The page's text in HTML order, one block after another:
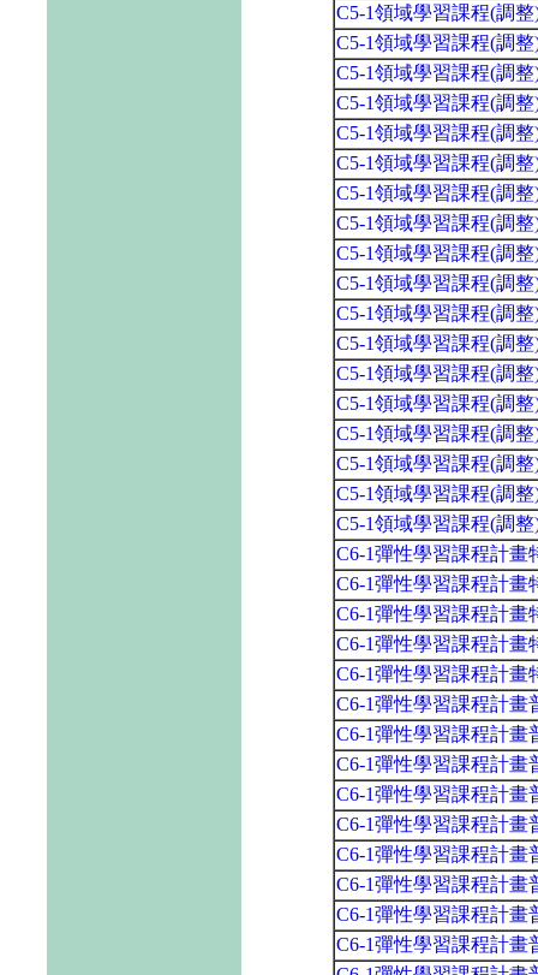
C5-1領域學習課程(調
C5-1領域學習課程(調
C5-1領域學習課程(調
C5-1領域學習課程(調
C5-1領域學習課程(調
C5-1領域學習課程(調
C5-1領域學習課程(調
C5-1領域學習課程(調
C5-1領域學習課程(調
C5-1領域學習課程(調
C5-1領域學習課程(調
C5-1領域學習課程(調
C5-1領域學習課程(調
C5-1領域學習課程(調
C5-1領域學習課程(調
C5-1領域學習課程(調
C5-1領域學習課程(調
C5-1領域學習課程(調
C6-1彈性學習課程計畫
C6-1彈性學習課程計畫
C6-1彈性學習課程計畫
C6-1彈性學習課程計畫
C6-1彈性學習課程計畫
C6-1彈性學習課程計畫
C6-1彈性學習課程計畫
C6-1彈性學習課程計畫
C6-1彈性學習課程計畫
C6-1彈性學習課程計畫
C6-1彈性學習課程計畫
C6-1彈性學習課程計畫
C6-1彈性學習課程計畫
C6-1彈性學習課程計畫